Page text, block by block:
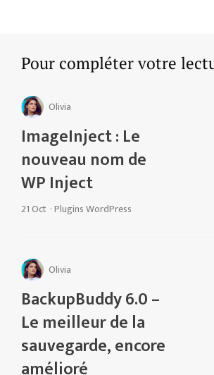
Pour compléter votre
Olivia
ImageInject : Le
nouveau nom de
WP Inject
21 Oct ·Plugins WordPress
Olivia
BackupBuddy 6.0 –
Le meilleur de la
sauvegarde, encore
amélioré